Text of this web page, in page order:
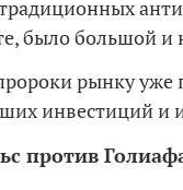
было большой и
рынку уже
инвестиций
против